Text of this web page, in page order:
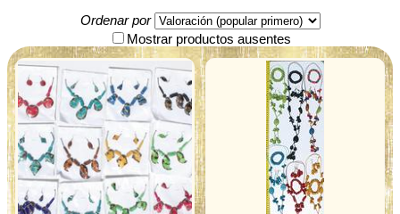
Ordenar por
Mostrar productos ausentes